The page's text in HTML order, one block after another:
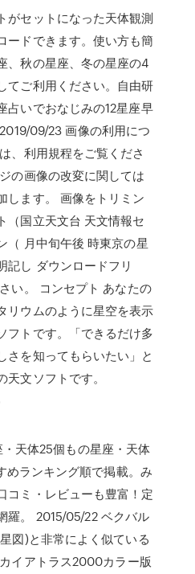
がセットになった天体観測
ードできます。使い方も簡
、秋の星座、冬の星座の4
てご利用ください。自由研
占いでおなじみの12星座早
09/23 画像の利用につ
、利用規程をご覧くださ
の画像の改変に関しては
します。 画像をトリミン
（国立天文台 天文情報セ
（ 月中旬午後 時東京の星
記し ダウンロードフリ
い。 コンセプト あなたの
リウムのように星空を表示
フトです。「できるだけ多
さを知ってもらいたい」と
文ソフトです。
天体25個もの星座・天体
ランキング順で掲載。み
コミ・レビューも豊富！定
羅。 2015/05/22 ベクバル
図)と非常によく似ている
イアトラス2000カラー版